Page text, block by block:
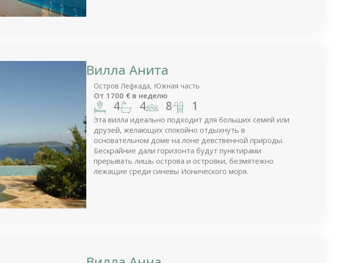
Вилла Анита
Остров Лефкада, Южная часть
От 1700 € в неделю
4 4 8 1
Эта вилла идеально подходит для больших семей или
друзей, желающих спокойно отдыхнуть в
основательном доме на лоне девственной природы.
Бескрайние дали горизонта будут пунктирами
прерывать лишь острова и островки, безмятежно
лежащие среди синевы Ионического моря.